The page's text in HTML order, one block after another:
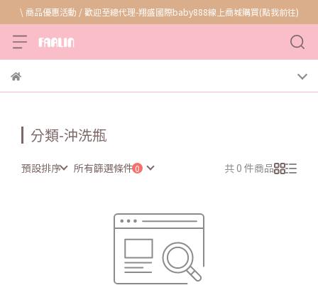
\ 商品優惠活動 / 歡迎至總代理-翔盛國際baby888線上商城購買(點我前往)
分類-沖洗瓶
預設排序 所有篩選條件 共 0 件商品